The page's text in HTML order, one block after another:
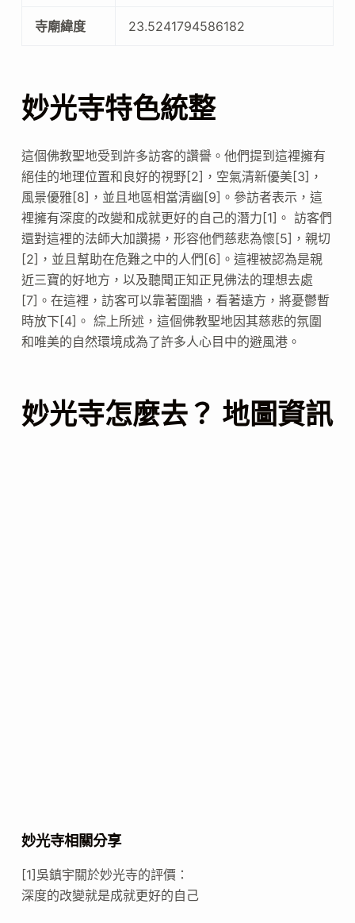
寺廟緯度 23.5241794586182
妙光寺特色統整
這個佛教聖地受到許多訪客的讚譽。他們提到這裡擁有
絕佳的地理位置和良好的視野[2]，空氣清新優美[3]，
風景優雅[8]，並且地區相當清幽[9]。參訪者表示，這
裡擁有深度的改變和成就更好的自己的潛力[1]。 訪客們
還對這裡的法師大加讚揚，形容他們慈悲為懷[5]，親切
[2]，並且幫助在危難之中的人們[6]。這裡被認為是親
近三寶的好地方，以及聽聞正知正見佛法的理想去處
[7]。在這裡，訪客可以靠著圍牆，看著遠方，將憂鬱暫
時放下[4]。 綜上所述，這個佛教聖地因其慈悲的氛圍
和唯美的自然環境成為了許多人心目中的避風港。
妙光寺怎麼去？ 地圖資訊
妙光寺相關分享
[1]吳鎮宇關於妙光寺的評價：
深度的改變就是成就更好的自己